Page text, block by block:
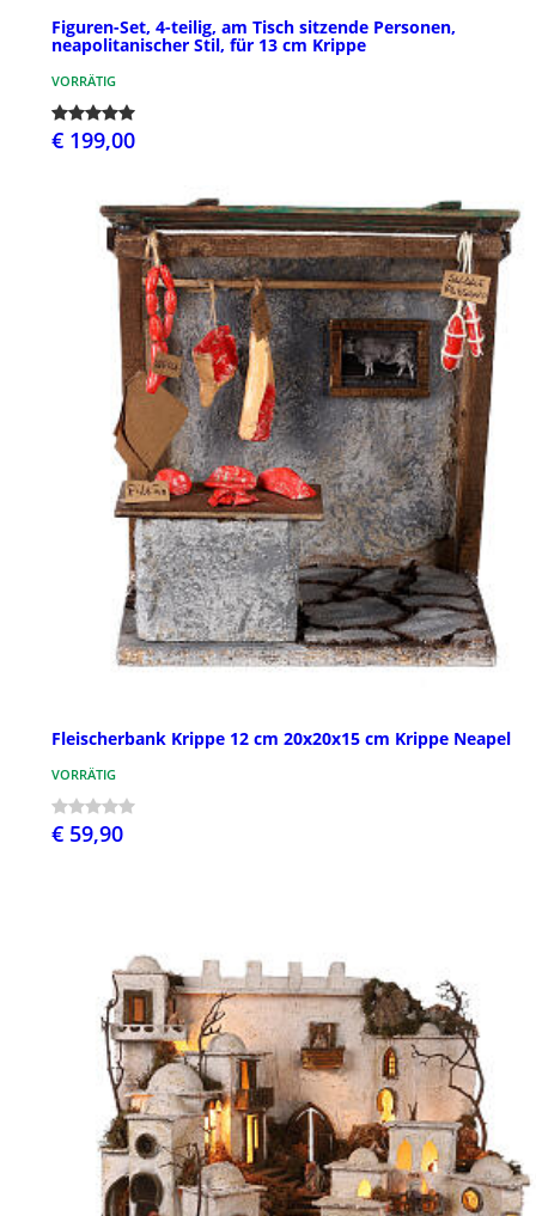
Figuren-Set, 4-teilig, am Tisch sitzende Personen,
neapolitanischer Stil, für 13 cm Krippe
VORRÄTIG
€ 199,00
Fleischerbank Krippe 12 cm 20x20x15 cm Krippe Neapel
VORRÄTIG
€ 59,90